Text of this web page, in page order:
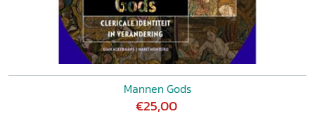
Mannen Gods
€25,00